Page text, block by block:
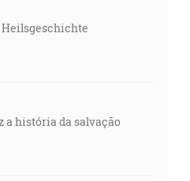
a história da salvação